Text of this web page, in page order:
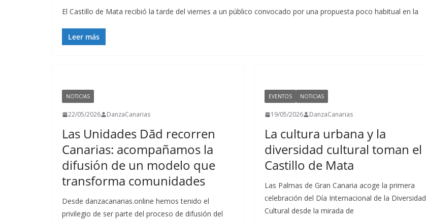
El Castillo de Mata recibió la tarde del viernes a un público convocado por una propuesta poco habitual en la
Leer más
NOTICIAS
22/05/2026 DanzaCanarias
Las Unidades Dād recorren
Canarias: acompañamos la
difusión de un modelo que
transforma comunidades
Desde danzacanarias.online hemos tenido el
privilegio de ser parte del proceso de difusión del
EVENTOS NOTICIAS
19/05/2026 DanzaCanarias
La cultura urbana y la
diversidad cultural toman el
Castillo de Mata
Las Palmas de Gran Canaria acoge la primera
celebración del Día Internacional de la Diversidad
Cultural desde la mirada de